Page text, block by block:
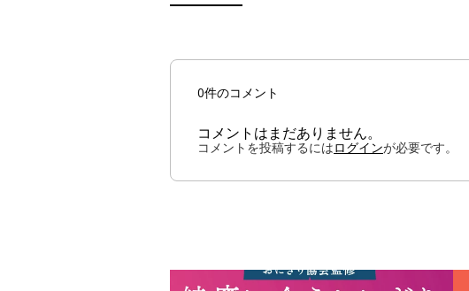
0件のコメント
コメントはまだありません。
コメントを投稿するにはログインが必要です。